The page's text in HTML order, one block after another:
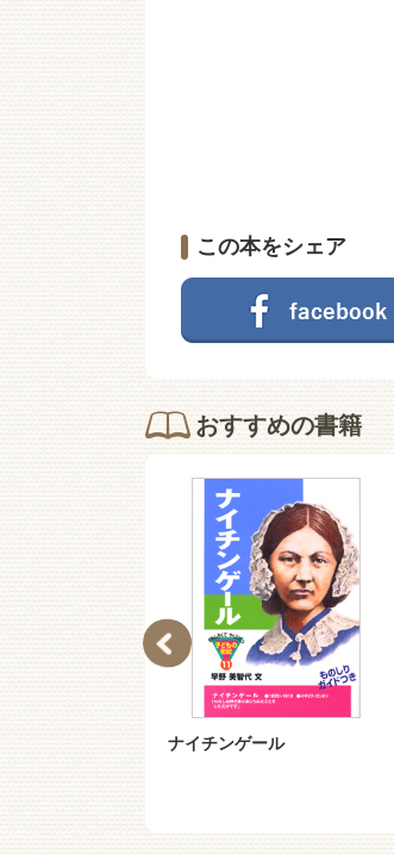
この本をシェア
おすすめの書籍
ナイチンゲール